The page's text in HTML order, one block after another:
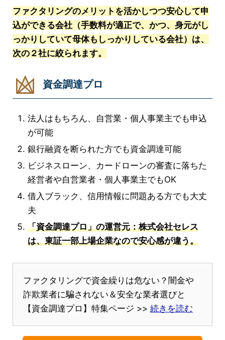
ファクタリングのメリットを活かしつつ安心して申
込ができる会社（手数料が適正で、かつ、身元がし
っかりしていて母体もしっかりしている会社）は、
次の２社に絞られます。
資金調達プロ
法人はもちろん、自営業・個人事業主でも申込
が可能
銀行融資を断られた方でも資金調達可能
ビジネスローン、カードローンの審査に落ちた
経営者や自営業者・個人事業主でもOK
借入ブラック、信用情報に問題ある方でも大丈
夫
「資金調達プロ」の運営元：株式会社セレス
は、東証一部上場企業なので安心感が違う。
ファクタリングで資金繰りは危ない？闇金や
詐欺業者に騙されない＆安全な業者選びと
【資金調達プロ】特集ページ >> 続きを読む